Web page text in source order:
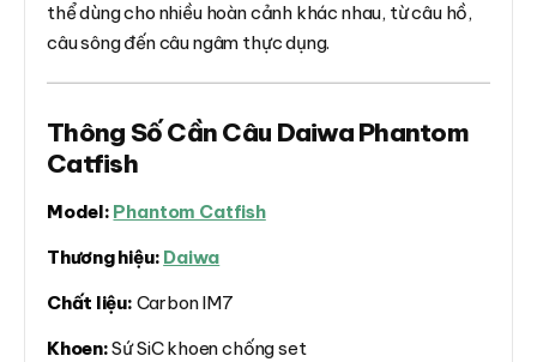
thể dùng cho nhiều hoàn cảnh khác nhau, từ câu hồ,
câu sông đến câu ngâm thực dụng.
Thông Số Cần Câu Daiwa Phantom
Catfish
Model: Phantom Catfish
Thương hiệu: Daiwa
Chất liệu: Carbon IM7
Khoen:Sứ SiC khoen chống set